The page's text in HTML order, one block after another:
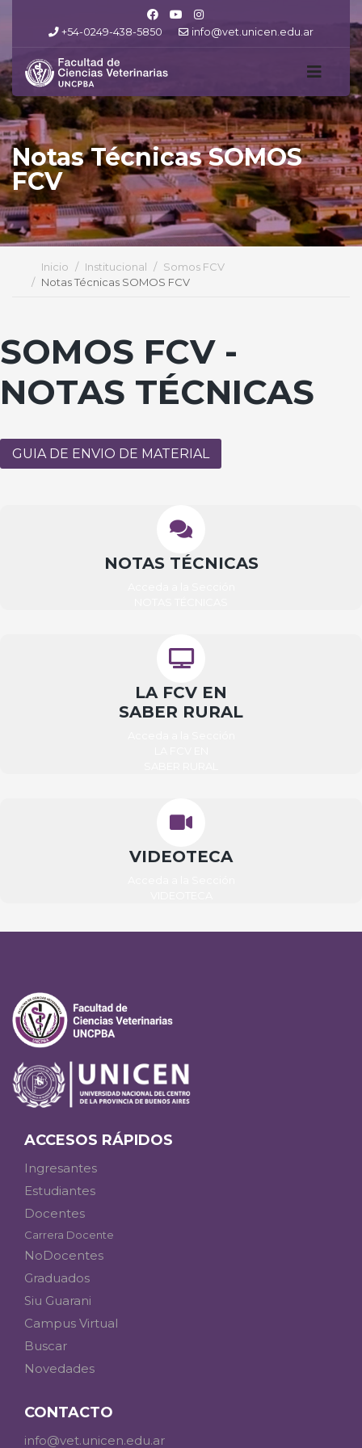
+54-0249-438-5850 info@vet.unicen.edu.ar
Notas Técnicas SOMOS
FCV
Inicio Institucional
Somos FCV
Notas Técnicas SOMOS FCV
SOMOS FCV -
NOTAS TÉCNICAS
GUIA DE ENVIO DE MATERIAL
NOTAS TÉCNICAS
LA FCV EN
SABER RURAL
VIDEOTECA
ACCESOS RÁPIDOS
Ingresantes
Estudiantes
Docentes
Carrera Docente
NoDocentes
Graduados
Siu Guarani
Campus Virtual
Buscar
Novedades
CONTACTO
info@vet.unicen.edu.ar